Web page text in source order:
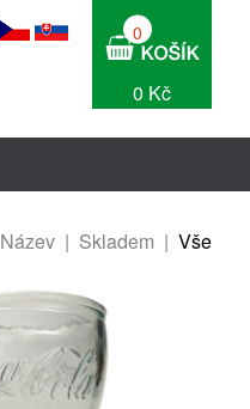
0
0 Kč
Název | Skladem | Vše